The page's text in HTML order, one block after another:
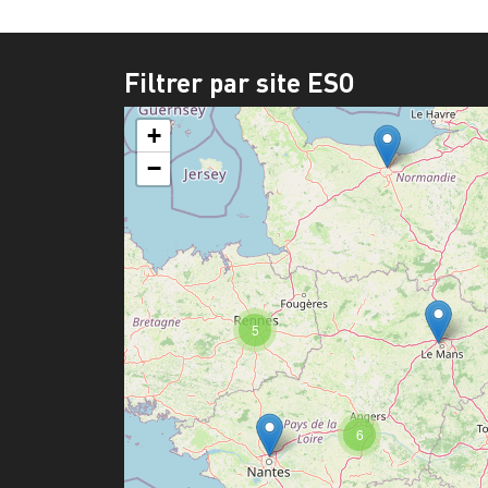
Filtrer par site ESO
6
5
+
−